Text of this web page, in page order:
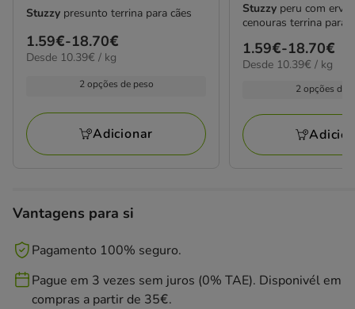
Stuzzy presunto terrina para cães
Preço
de
18.70€
1.59€-18.70€
10.39€
Desde 10.39€ / kg
2 opções de peso
Adicionar
Stuzzy peru com
cenouras terrina para
Preço
de
18.70€
1.59€-18.70€
10.39€
Desde 10.39€ / kg
2 opções de
Vantagens para si
Pagamento 100% seguro.
Pague em 3 vezes sem juros (0% TAE). Disponivél em
compras a partir de 35€.